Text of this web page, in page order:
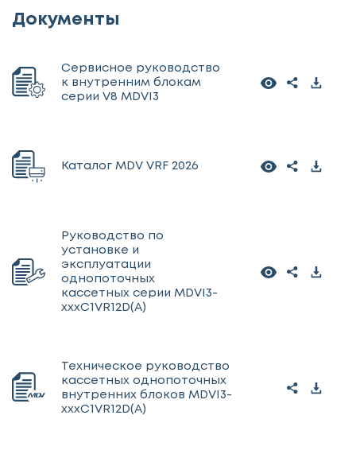
Документы
Сервисное руководство
к внутренним блокам
серии V8 MDVI3
Каталог MDV VRF 2026
Руководство по
установке и
эксплуатации
однопоточных
кассетных серии MDVI3-
xxxC1VR12D(A)
Техническое руководство
кассетных однопоточных
внутренних блоков MDVI3-
xxxC1VR12D(A)